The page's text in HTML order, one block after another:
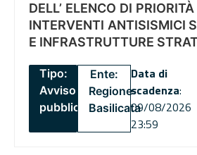
DELL’ ELENCO DI
INTERVENTI ANTISISMICI
E INFRASTRUTTURE
Tipo:
Avviso
pubblico
Ente:
Regione
Basilicata
Data di
scadenza:
09/08/2026
23:59